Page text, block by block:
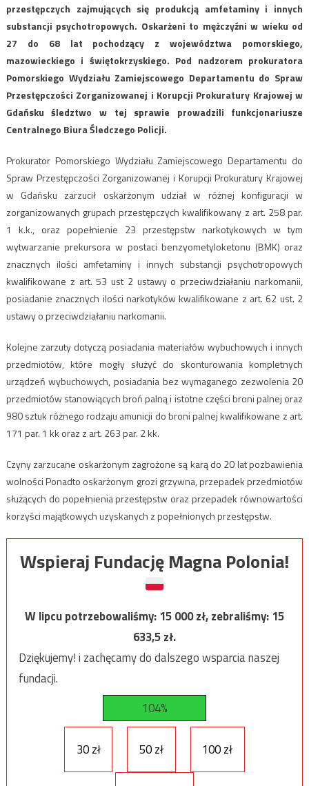
przestępczych zajmujących się produkcją amfetaminy i innych
substancji psychotropowych. Oskarżeni to mężczyźni w wieku od
27 do 68 lat pochodzący z województwa pomorskiego,
mazowieckiego i świętokrzyskiego. Pod nadzorem prokuratora
Pomorskiego Wydziału Zamiejscowego Departamentu do Spraw
Przestępczości Zorganizowanej i Korupcji Prokuratury Krajowej w
Gdańsku śledztwo w tej sprawie prowadzili funkcjonariusze
Centralnego Biura Śledczego Policji.
Prokurator Pomorskiego Wydziału Zamiejscowego Departamentu do
Spraw Przestępczości Zorganizowanej i Korupcji Prokuratury Krajowej
w Gdańsku zarzucił oskarżonym udział w różnej konfiguracji w
zorganizowanych grupach przestępczych kwalifikowany z art. 258 par.
1 k.k., oraz popełnienie 23 przestępstw narkotykowych w tym
wytwarzanie prekursora w postaci benzyometyloketonu (BMK) oraz
znacznych ilości amfetaminy i innych substancji psychotropowych
kwalifikowane z art. 53 ust 2 ustawy o przeciwdziałaniu narkomanii,
posiadanie znacznych ilości narkotyków kwalifikowane z art. 62 ust. 2
ustawy o przeciwdziałaniu narkomanii.
Kolejne zarzuty dotyczą posiadania materiałów wybuchowych i innych
przedmiotów, które mogły służyć do skonturowania kompletnych
urządzeń wybuchowych, posiadania bez wymaganego zezwolenia 20
przedmiotów stanowiących broń palną i istotne części broni palnej oraz
980 sztuk różnego rodzaju amunicji do broni palnej kwalifikowane z art.
171 par. 1 kk oraz z art. 263 par. 2 kk.
Czyny zarzucane oskarżonym zagrożone są karą do 20 lat pozbawienia
wolności Ponadto oskarżonym grozi grzywna, przepadek przedmiotów
służących do popełnienia przestępstw oraz przepadek równowartości
korzyści majątkowych uzyskanych z popełnionych przestępstw.
Wspieraj Fundację Magna Polonia!
W lipcu potrzebowaliśmy:15 000zł, zebraliśmy:15
633,5zł.
Dziękujemy! i zachęcamy do dalszego wsparcia naszej
fundacji.
104%
30 zł 50 zł 100 zł